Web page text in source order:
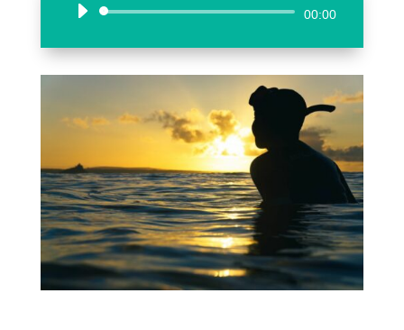
Lecteur
00:00